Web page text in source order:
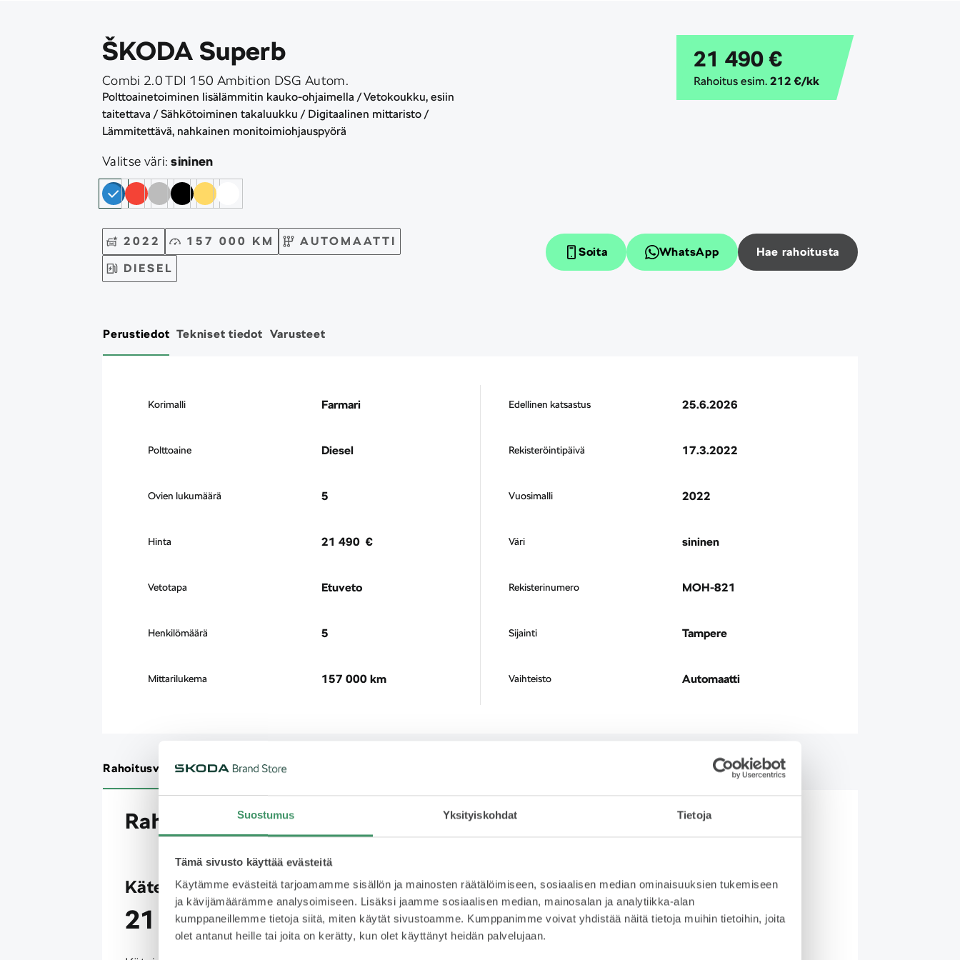
Suostumus Yksityiskohdat Tietoja
Tämä sivusto käyttää evästeitä
Käytämme evästeitä tarjoamamme sisällön ja mainosten räätälöimiseen, sosiaalisen median ominaisuuksien tukemiseen
ja kävijämäärämme analysoimiseen. Lisäksi jaamme sosiaalisen median, mainosalan ja analytiikka-alan
kumppaneillemme tietoja siitä, miten käytät sivustoamme. Kumppanimme voivat yhdistää näitä tietoja muihin tietoihin, joita
olet antanut heille tai joita on kerätty, kun olet käyttänyt heidän palvelujaan.
ŠKODA Superb
Combi 2.0 TDI 150 Ambition DSG Autom.
Polttoainetoiminen lisälämmitin kauko-ohjaimella / Vetokoukku, esiin
taitettava / Sähkötoiminen takaluukku / Digitaalinen mittaristo /
Lämmitettävä, nahkainen monitoimiohjauspyörä
Valitse väri:sininen
21 490 €
Rahoitus esim. 212 €/kk
2022 157 000 KM
AUTOMAATTI
DIESEL
Soita WhatsApp Hae rahoitusta
Perustiedot Tekniset tiedot Varusteet
Korimalli Farmari
Polttoaine Diesel
Ovien lukumäärä 5
Hinta 21 490 €
Vetotapa Etuveto
Henkilömäärä 5
Mittarilukema 157 000 km
Edellinen katsastus 25.6.2026
Rekisteröintipäivä 17.3.2022
Vuosimalli 2022
Väri sininen
Rekisterinumero MOH-821
Sijainti Tampere
Vaihteisto Automaatti
Rahoitusvaihtoehdot Rahoituslaskuri
Rahoitusvaihtoehdot
Käteismaksu
21 490 €
Rahoitus
212 € /kk
Yksityisleasing
Kysy